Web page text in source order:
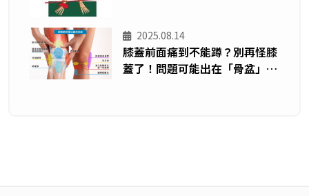
2025.08.14
膝蓋前面痛到不能蹲？別再怪膝
蓋了！問題可能出在「骨盆」—